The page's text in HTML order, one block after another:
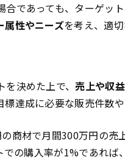
合であっても、ターゲッ
属性やニーズを考え、適
決めた上で、 売上や収
標達成に必要な販売件数
商材で月間300万円の売
での購入率が1%であれ